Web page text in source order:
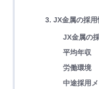
3. JX金属の採用
JX金属の
平均年収
労働環境
中途採用